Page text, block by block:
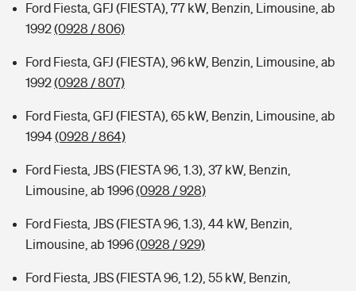
Ford Fiesta, GFJ (FIESTA), 77 kW, Benzin, Limousine, ab
1992(0928 / 806)
Ford Fiesta, GFJ (FIESTA), 96 kW, Benzin, Limousine, ab
1992(0928 / 807)
Ford Fiesta, GFJ (FIESTA), 65 kW, Benzin, Limousine, ab
1994(0928 / 864)
Ford Fiesta, JBS (FIESTA 96, 1.3), 37 kW, Benzin,
Limousine, ab 1996(0928 / 928)
Ford Fiesta, JBS (FIESTA 96, 1.3), 44 kW, Benzin,
Limousine, ab 1996(0928 / 929)
Ford Fiesta, JBS (FIESTA 96, 1.2), 55 kW, Benzin,